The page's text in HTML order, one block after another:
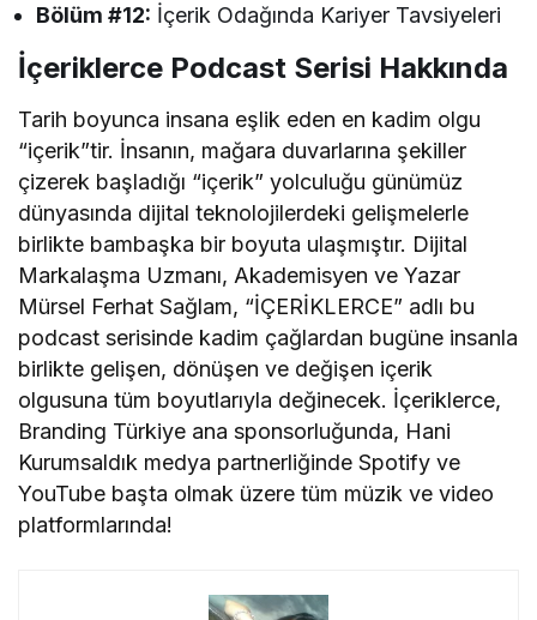
Bölüm #12: İçerik Odağında Kariyer Tavsiyeleri
İçeriklerce Podcast Serisi Hakkında
Tarih boyunca insana eşlik eden en kadim olgu
“içerik”tir. İnsanın, mağara duvarlarına şekiller
çizerek başladığı “içerik” yolculuğu günümüz
dünyasında dijital teknolojilerdeki gelişmelerle
birlikte bambaşka bir boyuta ulaşmıştır. Dijital
Markalaşma Uzmanı, Akademisyen ve Yazar
Mürsel Ferhat Sağlam, “İÇERİKLERCE” adlı bu
podcast serisinde kadim çağlardan bugüne insanla
birlikte gelişen, dönüşen ve değişen içerik
olgusuna tüm boyutlarıyla değinecek. İçeriklerce,
Branding Türkiye ana sponsorluğunda, Hani
Kurumsaldık medya partnerliğinde Spotify ve
YouTube başta olmak üzere tüm müzik ve video
platformlarında!